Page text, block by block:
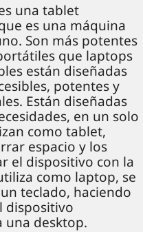
una tablet
es una máquina
Son más potentes
que laptops
están diseñadas
potentes y
Están diseñadas
en un solo
como tablet,
espacio y los
el dispositivo con la
como laptop, se
teclado, haciendo
dispositivo
una desktop.